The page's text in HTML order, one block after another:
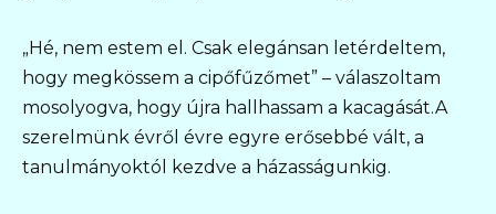
„Hé, nem estem el. Csak elegánsan letérdeltem,
hogy megkössem a cipőfűzőmet” – válaszoltam
mosolyogva, hogy újra hallhassam a kacagását.A
szerelmünk évről évre egyre erősebbé vált, a
tanulmányoktól kezdve a házasságunkig.